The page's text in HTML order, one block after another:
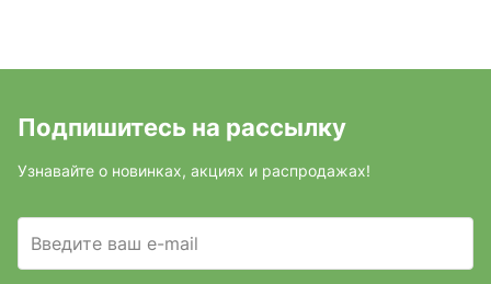
Подпишитесь на рассылку
Узнавайте о новинках, акциях и распродажах!
Введите ваш e-mail